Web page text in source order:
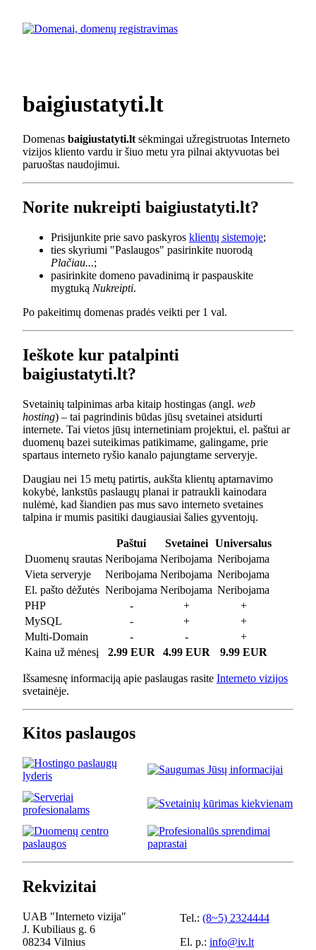
baigiustatyti.lt
Domenas baigiustatyti.lt sėkmingai užregistruotas Interneto
vizijos kliento vardu ir šiuo metu yra pilnai aktyvuotas bei
paruoštas naudojimui.
Norite nukreipti baigiustatyti.lt?
Prisijunkite prie savo paskyros klientų sistemoje;
ties skyriumi "Paslaugos" pasirinkite nuorodą
Plačiau...;
pasirinkite domeno pavadinimą ir paspauskite
mygtuką Nukreipti.
Po pakeitimų domenas pradės veikti per 1 val.
Ieškote kur patalpinti
baigiustatyti.lt?
Svetainių talpinimas arba kitaip hostingas (angl. web
hosting) – tai pagrindinis būdas jūsų svetainei atsidurti
internete. Tai vietos jūsų internetiniam projektui, el. paštui ar
duomenų bazei suteikimas patikimame, galingame, prie
spartaus interneto ryšio kanalo pajungtame serveryje.
Daugiau nei 15 metų patirtis, aukšta klientų aptarnavimo
kokybė, lankstūs paslaugų planai ir patraukli kainodara
nulėmė, kad šiandien pas mus savo interneto svetaines
talpina ir mumis pasitiki daugiausiai šalies gyventojų.
Paštui Svetainei
Universalus
Duomenų srautas Neribojama Neribojama Neribojama
Vieta serveryje
Neribojama Neribojama Neribojama
El. pašto dėžutės Neribojama Neribojama Neribojama
PHP
- +
+
MySQL
- +
+
Multi-Domain
- -
+
Kaina už mėnesį
2.99 EUR 4.99 EUR 9.99 EUR
Išsamesnę informaciją apie paslaugas rasite Interneto vizijos
svetainėje.
Kitos paslaugos
Rekvizitai
UAB "Interneto vizija"
J. Kubiliaus g. 6
08234 Vilnius
Tel.: (8~5) 2324444
El. p.: info@iv.lt